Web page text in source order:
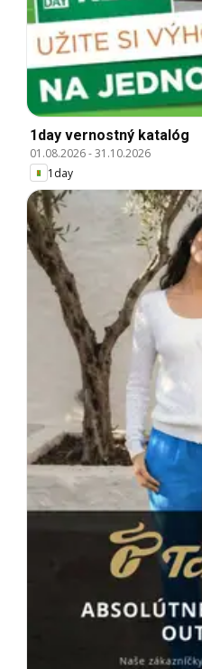
1day vernostný katalóg
01.08.2026-31.10.2026
1day